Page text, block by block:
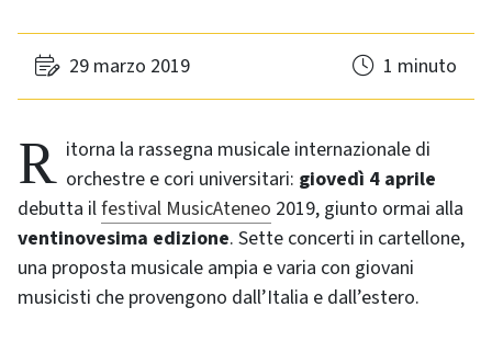
29 marzo 2019 1 minuto
Ritorna la rassegna musicale internazionale di orchestre e cori universitari: giovedì 4 aprile
debutta ilfestival MusicAteneo 2019, giunto ormai alla
ventinovesima edizione. Sette concerti in cartellone,
una proposta musicale ampia e varia con giovani
musicisti che provengono dall’Italia e dall’estero.